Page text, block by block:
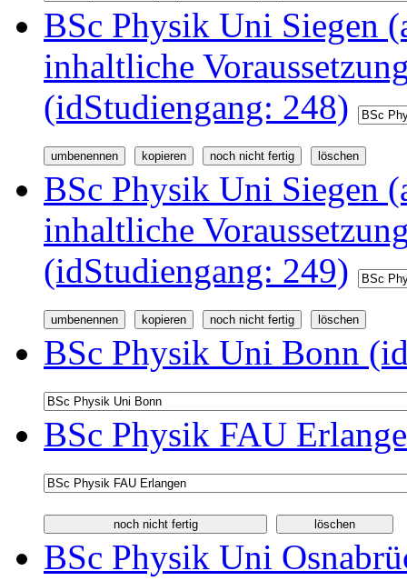
BSc Physik Uni Siegen
inhaltliche
(idStudiengang: 248)
BSc Physik Uni Siegen
inhaltliche
(idStudiengang: 249)
BSc Physik Uni Bonn
BSc Physik FAU
BSc Physik Uni